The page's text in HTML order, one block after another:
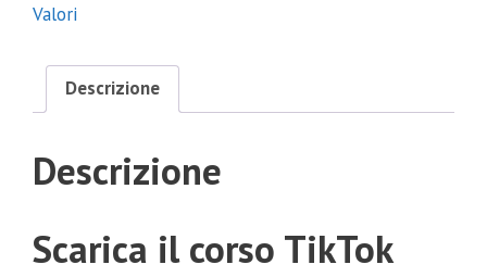
Valori
Descrizione
Descrizione
Scarica il corso TikTok